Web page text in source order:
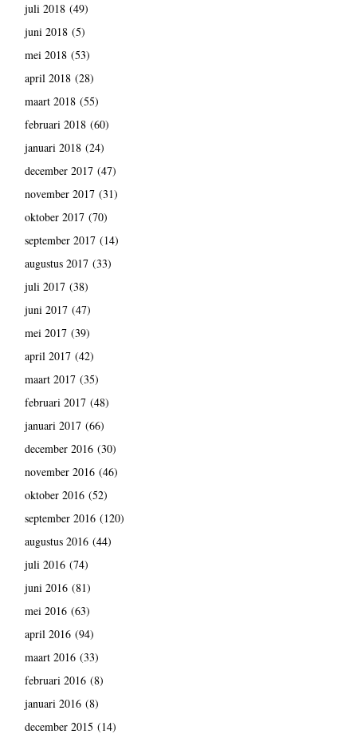
juli 2018(49)
juni 2018(5)
mei 2018(53)
april 2018(28)
maart 2018(55)
februari 2018(60)
januari 2018(24)
december 2017(47)
november 2017(31)
oktober 2017(70)
september 2017(14)
augustus 2017(33)
juli 2017(38)
juni 2017(47)
mei 2017(39)
april 2017(42)
maart 2017(35)
februari 2017(48)
januari 2017(66)
december 2016(30)
november 2016(46)
oktober 2016(52)
september 2016(120)
augustus 2016(44)
juli 2016(74)
juni 2016(81)
mei 2016(63)
april 2016(94)
maart 2016(33)
februari 2016(8)
januari 2016(8)
december 2015 (14)